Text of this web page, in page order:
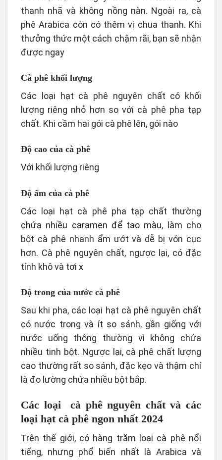
thanh nhã và không nồng nàn. Ngoài ra, cà
phê Arabica còn có thêm vị chua thanh. Khi
thưởng thức một cách chậm rãi, bạn sẽ nhận
được ngay
Cà phê khối lượng
Các loại hạt cà phê nguyên chất có khối
lượng riêng nhỏ hơn so với cà phê pha tạp
chất. Khi cầm hai gói cà phê lên, gói nào
Độ cao của cà phê
Với khối lượng riêng
Độ ẩm của cà phê
Các loại hạt cà phê pha tạp chất thường
chứa nhiều caramen để tạo màu, làm cho
bột cà phê nhanh ẩm ướt và dễ bị vón cục
hơn. Cà phê nguyên chất, ngược lại, có đặc
tính khô và tơi x
Độ trong của nước cà phê
Sau khi pha, các loại hạt cà phê nguyên chất
có nước trong và ít so sánh, gần giống với
nước uống thông thường vì không chứa
nhiều tinh bột. Ngược lại, cà phê chất lượng
cao thường rất so sánh, đặc kẹo và thậm chí
là đo lường chứa nhiều bột bắp.
Các loại cà phê nguyên chất và các
loại hạt cà phê ngon nhất 2024
Trên thế giới, có hàng trăm loại cà phê nổi
tiếng, nhưng phổ biến nhất là Arabica và